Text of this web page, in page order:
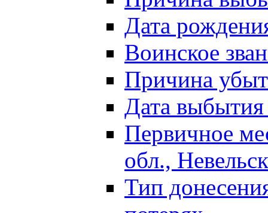
Дата
Воинское
Причина
Дата
Первичное
обл.,
Тип